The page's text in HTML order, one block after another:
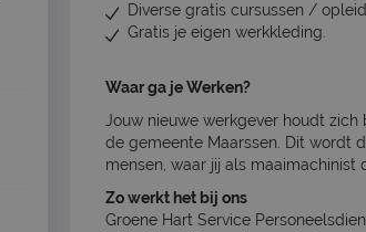
Diverse gratis cursussen /
Gratis je eigen werkkleding.
Waar ga je Werken?
Jouw nieuwe werkgever houdt
de gemeente Maarssen. Dit wordt
mensen, waar jij als maaimachinist
Zo werkt het bij ons
Groene Hart Service